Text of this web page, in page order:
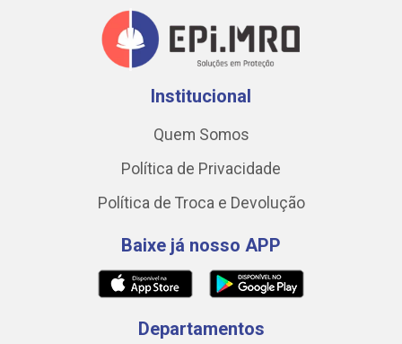
Institucional
Quem Somos
Política de Privacidade
Política de Troca e Devolução
Baixe já nosso APP
Departamentos